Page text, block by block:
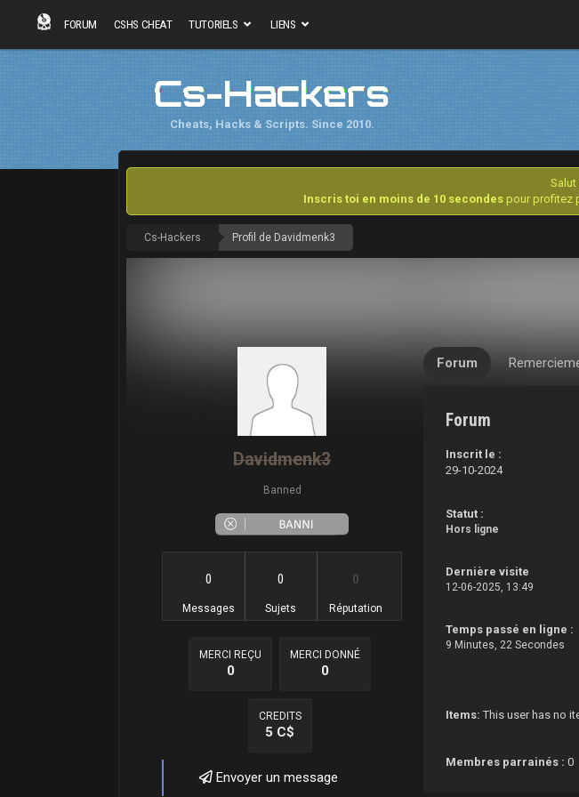
FORUM CSHS CHEAT TUTORIELS LIENS
Cs-Hackers
Cheats, Hacks & Scripts. Since 2010.
Salut
Inscris toi en moins de 10 secondes pour profitez
Cs-Hackers Profil de Davidmenk3
Davidmenk3
Banned
0
Messages
0
Sujets
0
Réputation
MERCI REÇU
0
MERCI DONNÉ
0
CREDITS
5 C$
Envoyer un message
Forum
Forum
Inscrit le :
29-10-2024
Statut :
Hors ligne
Dernière visite
12-06-2025, 13:49
Temps passé en ligne :
9 Minutes, 22 Secondes
Items: This user has no
Membres parrainés :0